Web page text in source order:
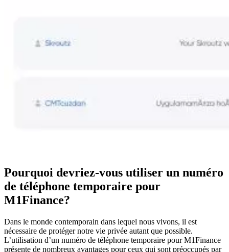
Pourquoi devriez-vous utiliser un numéro
de téléphone temporaire pour
M1Finance?
Dans le monde contemporain dans lequel nous vivons, il est
nécessaire de protéger notre vie privée autant que possible.
L’utilisation d’un numéro de téléphone temporaire pour M1Finance
présente de nombreux avantages pour ceux qui sont préoccupés par